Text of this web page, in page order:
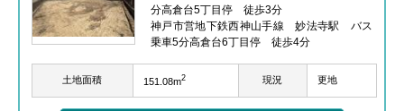
分高倉台5丁目停 徒歩3分
神戸市営地下鉄西神山手線 妙法寺駅 バス
乗車5分高倉台6丁目停 徒歩4分
土地面積 151.08m2 現況 更地